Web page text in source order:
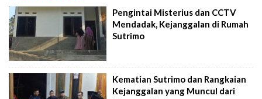
Pengintai Misterius dan CCTV
Mendadak, Kejanggalan di Rumah
Sutrimo
Kematian Sutrimo dan Rangkaian
Kejanggalan yang Muncul dari